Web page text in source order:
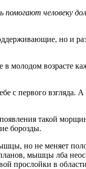
человеку
но и
возрасте
с первого взгляда.
такой
борозды.
но не меняет
мышцы лба
прослойки в